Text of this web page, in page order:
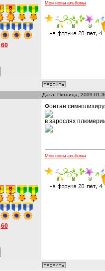
60
Мои новы альбомы
Дата: Пятница, 2009-
60
Фонтан
в зарослях
Мои новы альбомы